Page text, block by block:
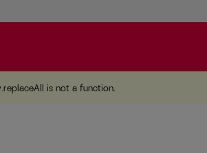
w.replaceAll is not a function.
is not a function.